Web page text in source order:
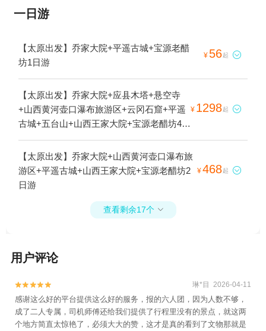
一日游
【太原出发】乔家大院+平遥古城+宝源老醋
坊1日游
¥ 56起 
【太原出发】乔家大院+应县木塔+悬空寺
+山西黄河壶口瀑布旅游区+云冈石窟+平遥
古城+五台山+山西王家大院+宝源老醋坊4日
游
¥ 1298起 
【太原出发】乔家大院+山西黄河壶口瀑布旅
游区+平遥古城+山西王家大院+宝源老醋坊2
日游
¥468起 
查看剩余17个 
用户评论

 琳*目 2026-04-11
感谢这么好的平台提供这么好的服务，报的六人团，因为人数不够，
成了二人专属，司机师傅还给我们提供了行程里没有的景点，就这两
个地方简直太惊艳了，必须大大的赞，这才是真的看到了文物那就是